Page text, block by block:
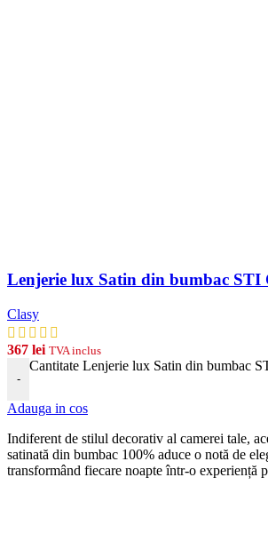
Lenjerie lux Satin din bumbac STI
Clasy
367 lei TVA inclus
-
Cantitate Lenjerie lux Satin din bumbac
Adauga in cos
Indiferent de stilul decorativ al camerei tale,
satinată din bumbac 100% aduce o notă de
transformând fiecare noapte într-o experiență